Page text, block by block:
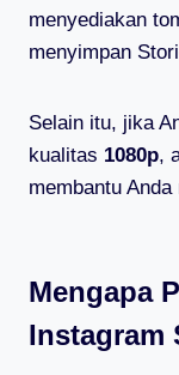
menyediakan
menyimpan
Selain itu, jika
kualitas 1080p,
membantu
Mengapa
Instagram